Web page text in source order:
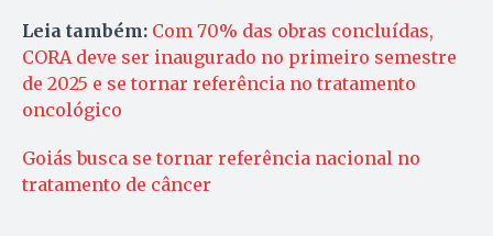
Leia também: Com 70% das obras concluídas,
CORA deve ser inaugurado no primeiro semestre
de 2025 e se tornar referência no tratamento
oncológico
Goiás busca se tornar referência nacional no
tratamento de câncer